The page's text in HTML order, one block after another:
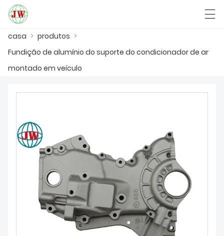
CASA
NOTÍCIA
SHOW DE FÁBRICA
FALE CONOSCO
العربية Български
casa > produtos >
Fundição de alumínio do suporte do condicionador de ar
montado em veículo